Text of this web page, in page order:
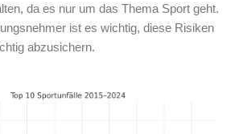
da es nur um das Thema Sport geht.
ist es wichtig, diese Risiken
abzusichern.